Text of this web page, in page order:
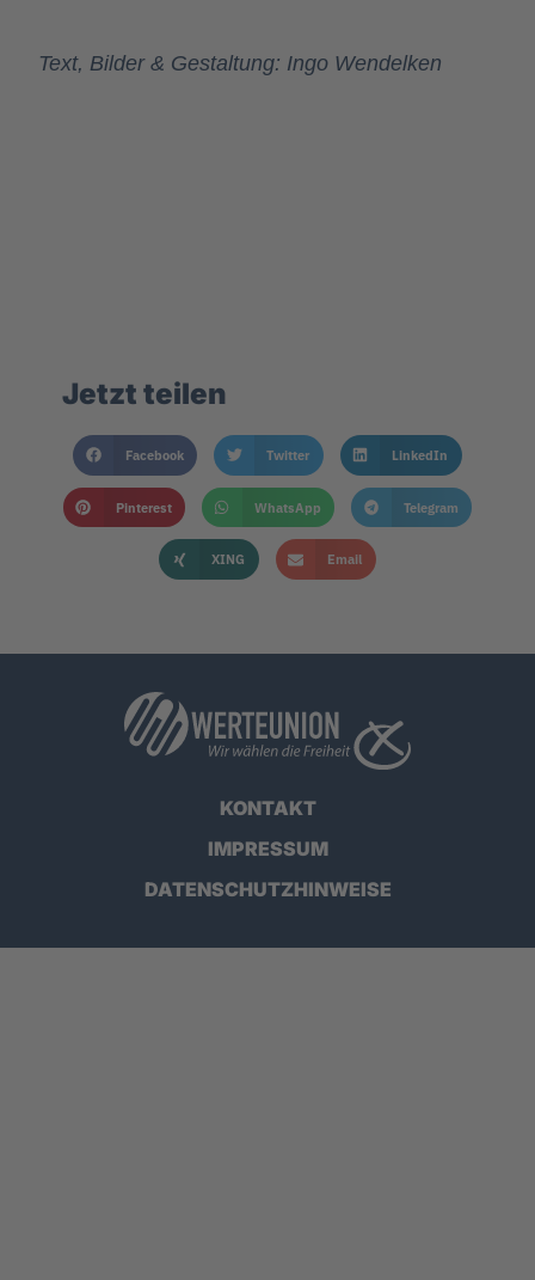
Text, Bilder & Gestaltung: Ingo Wendelken
Jetzt teilen
Facebook Twitter LinkedIn
Pinterest WhatsApp Telegram
XING Email
KONTAKT
IMPRESSUM
DATENSCHUTZHINWEISE